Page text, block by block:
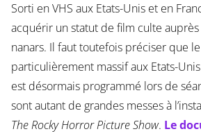
Sorti en VHS aux Etats-Unis et en
acquérir un statut de film culte
nanars. Il faut toutefois préciser que
particulièrement massif aux Etats-
est désormais programmé lors de
sont autant de grandes messes à
The Rocky Horror Picture Show. Le